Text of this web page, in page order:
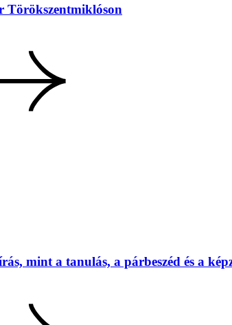
Törökszentmiklóson
mint a tanulás, a párbeszéd és a